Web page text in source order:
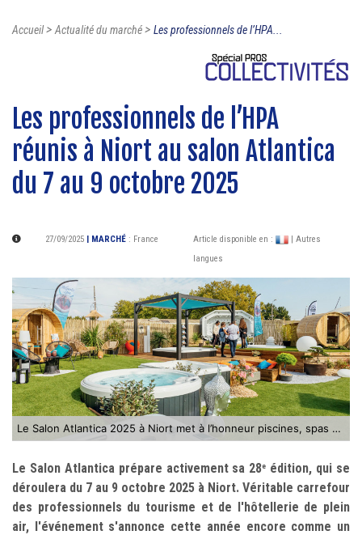
Accueil>Actualité du marché> Les professionnels de l’HPA...
Les professionnels de l’HPA
réunis à Niort au salon Atlantica
du 7 au 9 octobre 2025
27/09/2025 | MARCHÉ : France Article disponible en :
| Autres
langues
Le Salon Atlantica 2025 à Niort met à l’honneur piscines, spas et aménagements extérieurs
Le Salon Atlantica prépare activement sa 28e édition, qui se
déroulera du 7 au 9 octobre 2025 à Niort. Véritable carrefour
des professionnels du tourisme et de l'hôtellerie de plein
air, l'événement s'annonce cette année encore comme un